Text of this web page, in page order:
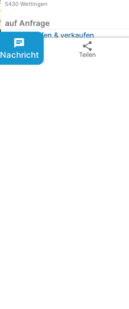
5430 Wettingen
auf Anfrage
Pferde kaufen & verkaufen
Weitere ...
chat
Nachricht
share
Teilen